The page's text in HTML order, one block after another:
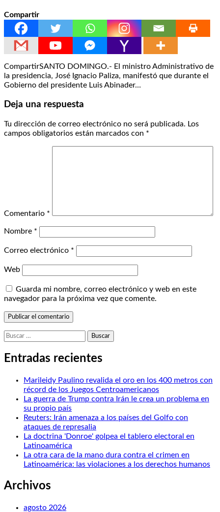
Compartir
CompartirSANTO DOMINGO.- El ministro Administrativo de
la presidencia, José Ignacio Paliza, manifestó que durante el
Gobierno del presidente Luis Abinader…
Deja una respuesta
Tu dirección de correo electrónico no será publicada. Los
campos obligatorios están marcados con *
Comentario *
Nombre *
Correo electrónico *
Web
Guarda mi nombre, correo electrónico y web en este
navegador para la próxima vez que comente.
Buscar:
Entradas recientes
Marileidy Paulino revalida el oro en los 400 metros con
récord de los Juegos Centroamericanos
La guerra de Trump contra Irán le crea un problema en
su propio país
Reuters: Irán amenaza a los países del Golfo con
ataques de represalia
La doctrina 'Donroe' golpea el tablero electoral en
Latinoamérica
La otra cara de la mano dura contra el crimen en
Latinoamérica: las violaciones a los derechos humanos
Archivos
agosto 2026